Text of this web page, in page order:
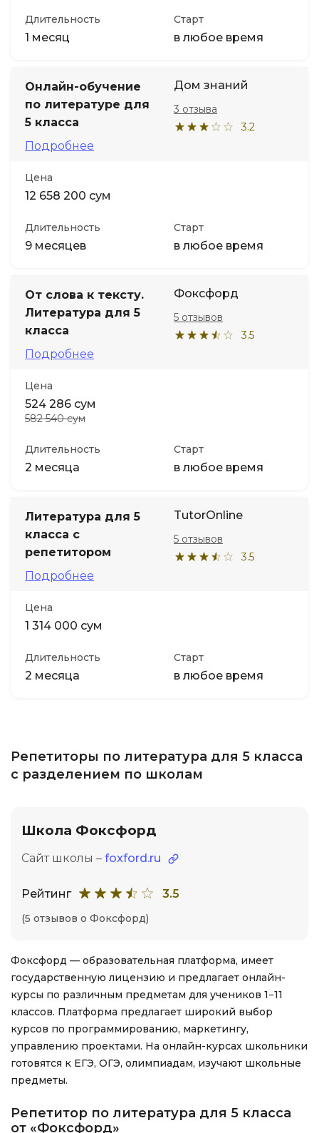
Длительность
1 месяц
Старт
в любое время
Онлайн-обучение
по литературе для
5 класса
Подробнее
Дом знаний
3.2
3 отзыва
Цена
12 658 200 сум
Длительность
9 месяцев
Старт
в любое время
От слова к тексту.
Литература для 5
класса
Подробнее
Фоксфорд
3.5
5 отзывов
Цена
524 286 сум
582 540 сум
Длительность
2 месяца
Старт
в любое время
Литература для 5
класса с
репетитором
Подробнее
TutorOnline
3.5
5 отзывов
Цена
1 314 000 сум
Длительность
2 месяца
Старт
в любое время
Репетиторы по литература для 5 класса
с разделением по школам
Школа Фоксфорд
Сайт школы – foxford.ru
Рейтинг 3.5
(5 отзывов о Фоксфорд)
Фоксфорд — образовательная платформа, имеет
государственную лицензию и предлагает онлайн-
курсы по различным предметам для учеников 1−11
классов. Платформа предлагает широкий выбор
курсов по программированию, маркетингу,
управлению проектами. На онлайн-курсах школьники
готовятся к ЕГЭ, ОГЭ, олимпиадам, изучают школьные
предметы.
Репетитор по литература для 5 класса
от «Фоксфорд»